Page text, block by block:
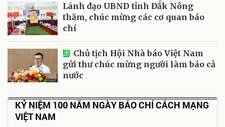
Lãnh đạo UBND tỉnh Đắk Nông
thăm, chúc mừng các cơ quan báo
chí
Chủ tịch Hội Nhà báo Việt Nam
gửi thư chúc mừng người làm báo cả
nước
KỶ NIỆM 100 NĂM NGÀY BÁO CHÍ CÁCH MẠNG
VIỆT NAM